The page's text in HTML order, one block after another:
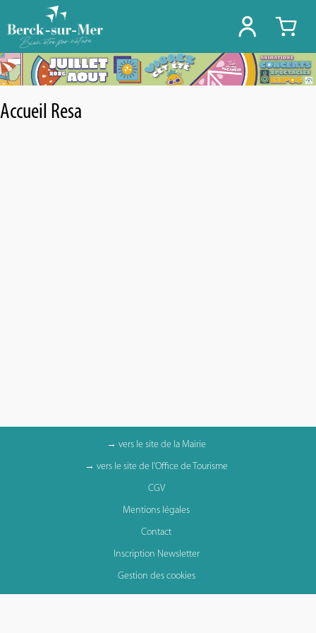
Accueil Resa
→ vers le site de la Mairie
→ vers le site de l'Office de Tourisme
CGV
Mentions légales
Contact
Inscription Newsletter
Gestion des cookies